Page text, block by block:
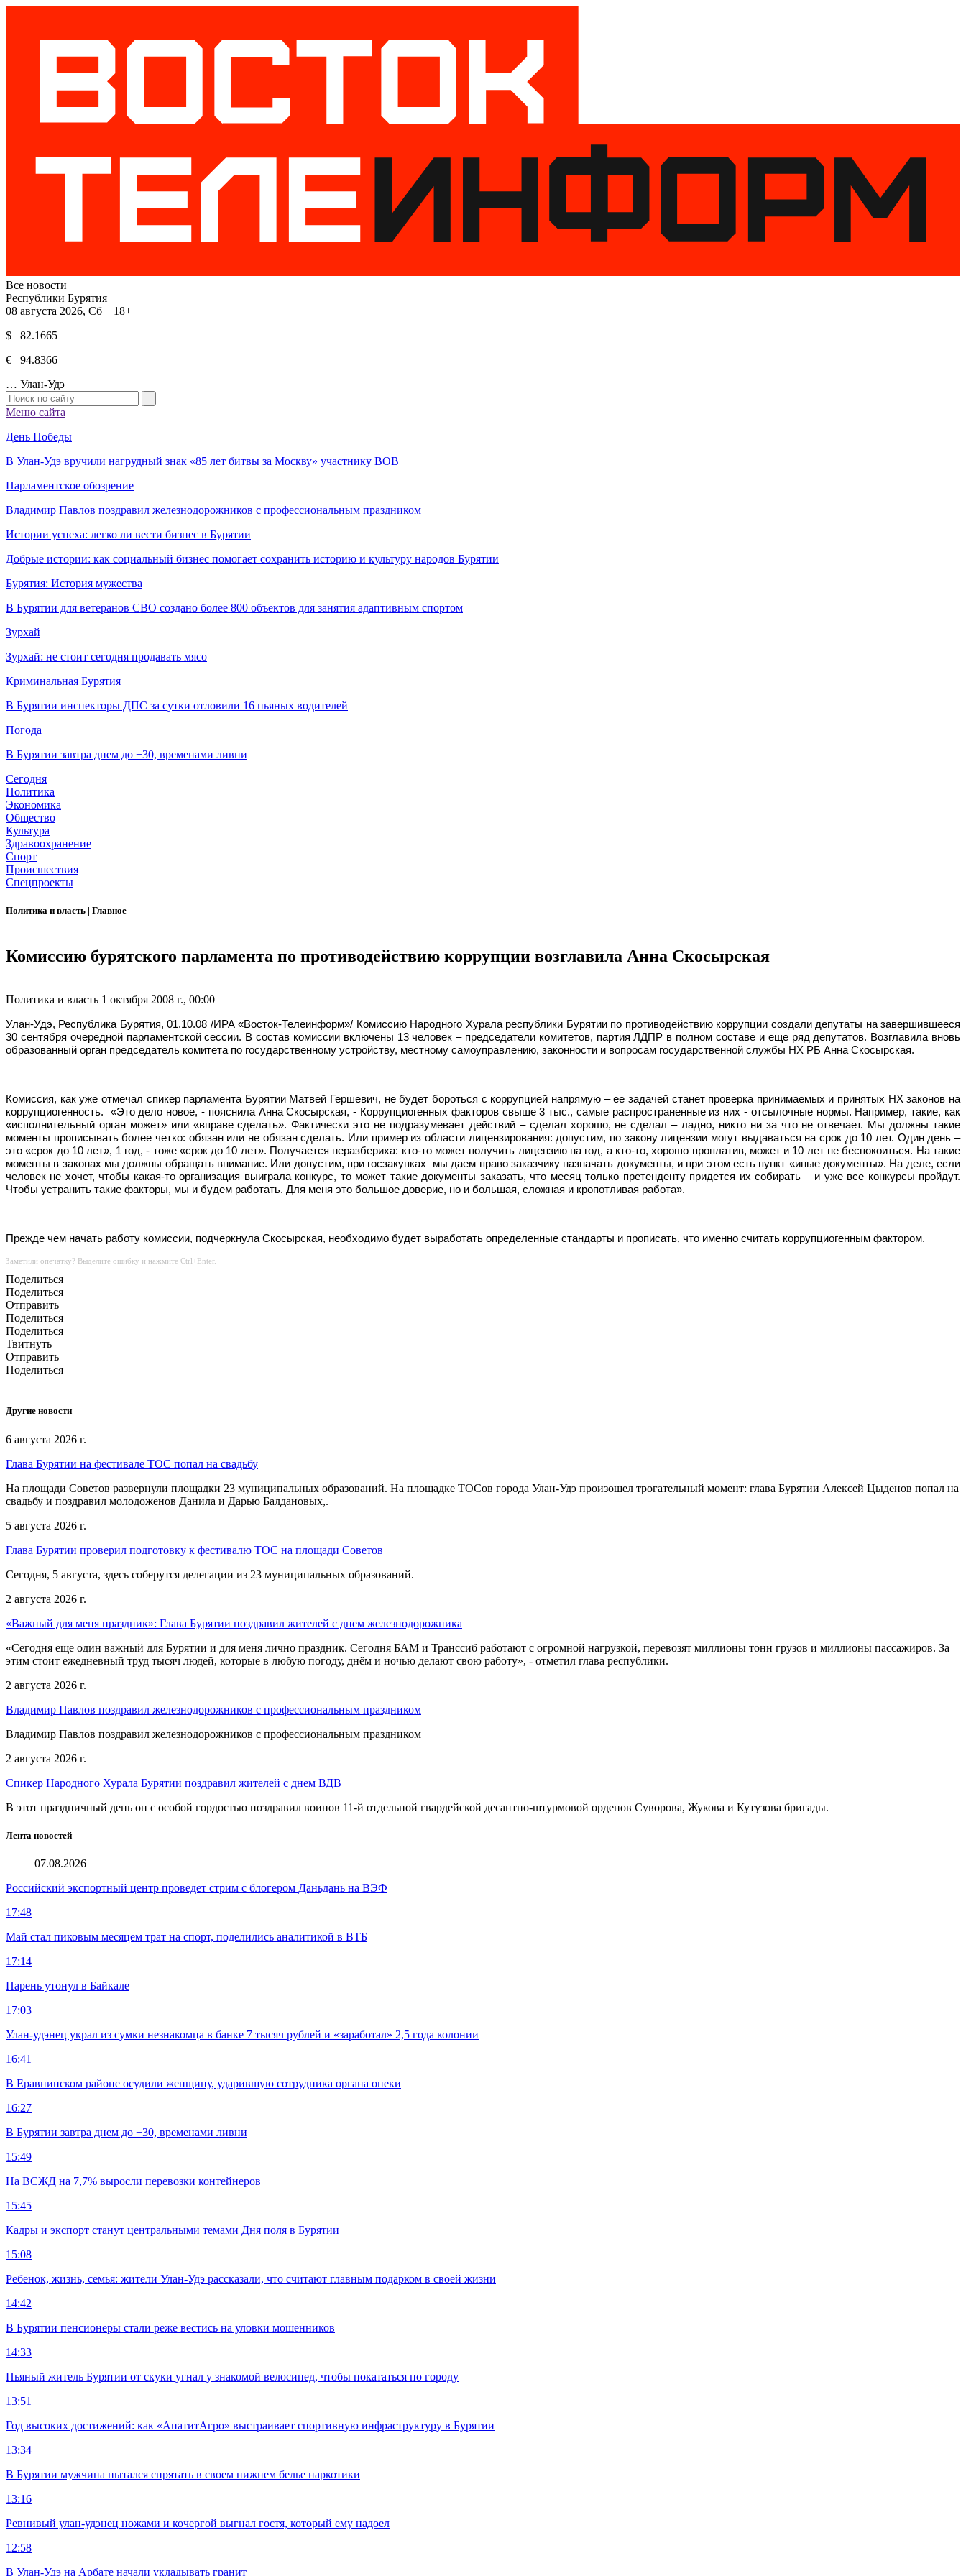
Все новости
Республики Бурятия
08 августа 2026, Сб 18+
$ 82.1665
€ 94.8366
… Улан-Удэ
Меню сайта
День Победы
В Улан-Удэ вручили нагрудный знак «85 лет битвы за Москву» участнику ВОВ
Парламентское обозрение
Владимир Павлов поздравил железнодорожников с профессиональным праздником
Истории успеха: легко ли вести бизнес в Бурятии
Добрые истории: как социальный бизнес помогает сохранить историю и культуру народов Бурятии
Бурятия: История мужества
В Бурятии для ветеранов СВО создано более 800 объектов для занятия адаптивным спортом
Зурхай
Зурхай: не стоит сегодня продавать мясо
Криминальная Бурятия
В Бурятии инспекторы ДПС за сутки отловили 16 пьяных водителей
Погода
В Бурятии завтра днем до +30, временами ливни
Сегодня
Политика
Экономика
Общество
Культура
Здравоохранение
Спорт
Происшествия
Спецпроекты
Политика и власть | Главное
Комиссию бурятского парламента по противодействию коррупции возглавила Анна Скосырская
Политика и власть 1 октября 2008 г., 00:00
Улан-Удэ, Республика Бурятия, 01.10.08 /ИРА «Восток-Телеинформ»/ Комиссию Народного Хурала республики Бурятии по противодействию коррупции создали депутаты на завершившееся
30 сентября очередной парламентской сессии. В состав комиссии включены 13 человек – председатели комитетов, партия ЛДПР в полном составе и еще ряд депутатов. Возглавила вновь
образованный орган председатель комитета по государственному устройству, местному самоуправлению, законности и вопросам государственной службы НХ РБ Анна Скосырская.
Комиссия, как уже отмечал спикер парламента Бурятии Матвей Гершевич, не будет бороться с коррупцией напрямую – ее задачей станет проверка принимаемых и принятых НХ законов на
коррупциогенность.
«Это дело новое, - пояснила Анна Скосырская, - Коррупциогенных факторов свыше 3 тыс., самые распространенные из них - отсылочные нормы. Например, такие, как
«исполнительный орган может» или «вправе сделать». Фактически это не подразумевает действий – сделал хорошо, не сделал – ладно, никто ни за что не отвечает. Мы должны такие
моменты прописывать более четко: обязан или не обязан сделать. Или пример из области лицензирования: допустим, по закону лицензии могут выдаваться на срок до 10 лет. Один день –
это «срок до 10 лет», 1 год, - тоже «срок до 10 лет». Получается неразбериха: кто-то может получить лицензию на год, а кто-то, хорошо проплатив, может и 10 лет не беспокоиться. На такие
моменты в законах мы должны обращать внимание. Или допустим, при госзакупках
мы даем право заказчику назначать документы, и при этом есть пункт «иные документы». На деле, если
человек не хочет, чтобы какая-то организация выиграла конкурс, то может такие документы заказать, что месяц только претенденту придется их собирать – и уже все конкурсы пройдут.
Чтобы устранить такие факторы, мы и будем работать. Для меня это большое доверие, но и большая, сложная и кропотливая работа».
Прежде чем начать работу комиссии, подчеркнула Скосырская, необходимо будет выработать определенные стандарты и прописать, что именно считать коррупциогенным фактором.
Заметили опечатку? Выделите ошибку и нажмите Ctrl+Enter.
Поделиться
Поделиться
Отправить
Поделиться
Поделиться
Твитнуть
Отправить
Поделиться
Другие новости
6 августа 2026 г.
Глава Бурятии на фестивале ТОС попал на свадьбу
На площади Советов развернули площадки 23 муниципальных образований. На площадке ТОСов города Улан-Удэ произошел трогательный момент: глава Бурятии Алексей Цыденов попал на
свадьбу и поздравил молодоженов Данила и Дарью Балдановых,.
5 августа 2026 г.
Глава Бурятии проверил подготовку к фестивалю ТОС на площади Советов
Сегодня, 5 августа, здесь соберутся делегации из 23 муниципальных образований.
2 августа 2026 г.
«Важный для меня праздник»: Глава Бурятии поздравил жителей с днем железнодорожника
«Сегодня еще один важный для Бурятии и для меня лично праздник. Сегодня БАМ и Транссиб работают с огромной нагрузкой, перевозят миллионы тонн грузов и миллионы пассажиров. За
этим стоит ежедневный труд тысяч людей, которые в любую погоду, днём и ночью делают свою работу», - отметил глава республики.
2 августа 2026 г.
Владимир Павлов поздравил железнодорожников с профессиональным праздником
Владимир Павлов поздравил железнодорожников с профессиональным праздником
2 августа 2026 г.
Спикер Народного Хурала Бурятии поздравил жителей с днем ВДВ
В этот праздничный день он с особой гордостью поздравил воинов 11-й отдельной гвардейской десантно-штурмовой орденов Суворова, Жукова и Кутузова бригады.
Лента новостей
07.08.2026
Российский экспортный центр проведет стрим с блогером Даньдань на ВЭФ
17:48
Май стал пиковым месяцем трат на спорт, поделились аналитикой в ВТБ
17:14
Парень утонул в Байкале
17:03
Улан-удэнец украл из сумки незнакомца в банке 7 тысяч рублей и «заработал» 2,5 года колонии
16:41
В Еравнинском районе осудили женщину, ударившую сотрудника органа опеки
16:27
В Бурятии завтра днем до +30, временами ливни
15:49
На ВСЖД на 7,7% выросли перевозки контейнеров
15:45
Кадры и экспорт станут центральными темами Дня поля в Бурятии
15:08
Ребенок, жизнь, семья: жители Улан-Удэ рассказали, что считают главным подарком в своей жизни
14:42
В Бурятии пенсионеры стали реже вестись на уловки мошенников
14:33
Пьяный житель Бурятии от скуки угнал у знакомой велосипед, чтобы покататься по городу
13:51
Год высоких достижений: как «АпатитАгро» выстраивает спортивную инфраструктуру в Бурятии
13:34
В Бурятии мужчина пытался спрятать в своем нижнем белье наркотики
13:16
Ревнивый улан-удэнец ножами и кочергой выгнал гостя, который ему надоел
12:58
В Улан-Удэ на Арбате начали укладывать гранит